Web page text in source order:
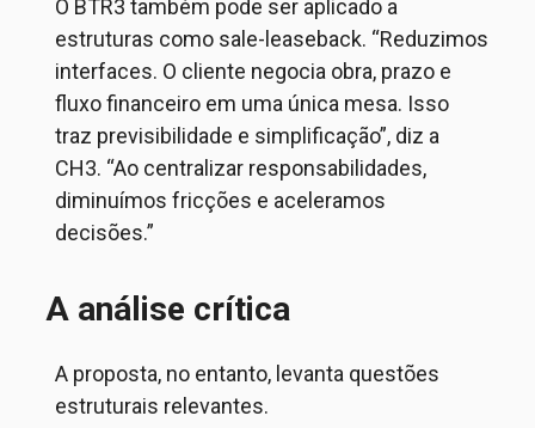
O BTR3 também pode ser aplicado a
estruturas como sale-leaseback. “Reduzimos
interfaces. O cliente negocia obra, prazo e
fluxo financeiro em uma única mesa. Isso
traz previsibilidade e simplificação”, diz a
CH3. “Ao centralizar responsabilidades,
diminuímos fricções e aceleramos
decisões.”
A análise crítica
A proposta, no entanto, levanta questões
estruturais relevantes.